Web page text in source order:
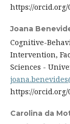
https://orcid.org/
Joana
Cognitive-
Intervention,
Sciences -
https://orcid.org/
Carolina da